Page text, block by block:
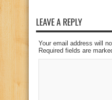
LEAVE A REPLY
Your email address will
Required fields are